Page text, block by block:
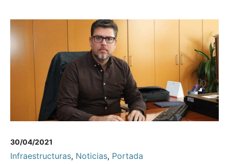
30/04/2021
Infraestructuras, Noticias, Portada